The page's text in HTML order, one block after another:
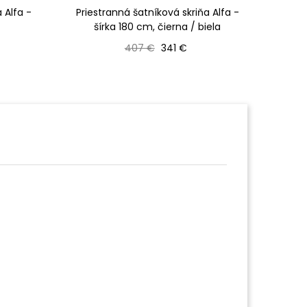
Alfa -
Priestranná šatníková skriňa Alfa -
šírka 180 cm, čierna / biela
Bežná cena
407 € Cena
341 €